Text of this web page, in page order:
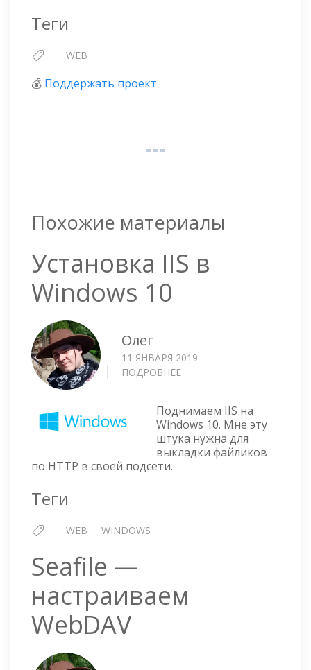
Теги
WEB
💰 Поддержать проект
Похожие материалы
Установка IIS в
Windows 10
Олег
11 ЯНВАРЯ 2019
ПОДРОБНЕЕ
В
WINDOWS
10
Поднимаем IIS на
Windows 10. Мне эту
штука нужна для
выкладки файликов
по HTTP в своей подсети.
Теги
WEB WINDOWS
Seafile —
настраиваем
WebDAV